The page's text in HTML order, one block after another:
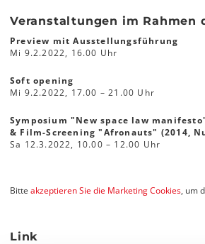
Veranstaltungen im Rahmen
Preview mit Ausstellungsführung
Mi 9.2.2022, 16.00 Uhr
Soft opening
Mi 9.2.2022, 17.00 – 21.00 Uhr
Symposium "New space law
& Film-Screening "Afronauts" (2014,
Sa 12.3.2022, 10.00 – 12.00 Uhr
Bitte akzeptieren Sie die Marketing Cookies, um
Link